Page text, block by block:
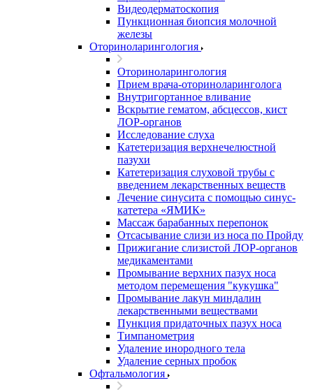
Видеодерматоскопия
Пункционная биопсия молочной
железы
Оториноларингология
Оториноларингология
Прием врача-оториноларинголога
Внутригортанное вливание
Вскрытие гематом, абсцессов, кист
ЛОР-органов
Исследование слуха
Катетеризация верхнечелюстной
пазухи
Катетеризация слуховой трубы с
введением лекарственных веществ
Лечение синусита с помощью синус-
катетера «ЯМИК»
Массаж барабанных перепонок
Отсасывание слизи из носа по Пройду
Прижигание слизистой ЛОР-органов
медикаментами
Промывание верхних пазух носа
методом перемещения "кукушка"
Промывание лакун миндалин
лекарственными веществами
Пункция придаточных пазух носа
Тимпанометрия
Удаление инородного тела
Удаление серных пробок
Офтальмология